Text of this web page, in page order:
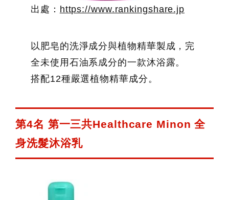
出處： https://www.rankingshare.jp
以肥皂的洗淨成分與植物精華製成，完
全未使用石油系成分的一款沐浴露。
搭配12種嚴選植物精華成分。
第4名 第一三共Healthcare Minon 全
身洗髮沐浴乳